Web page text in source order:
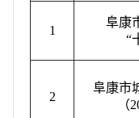
1
阜康
“
2
阜康市
（